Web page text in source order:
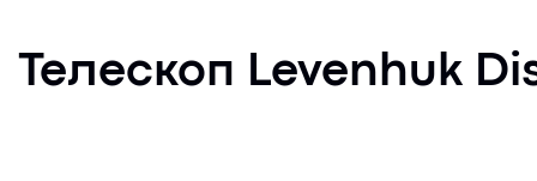
Лупы
Телескоп Levenhuk